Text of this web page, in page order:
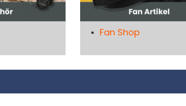
Fan Shop